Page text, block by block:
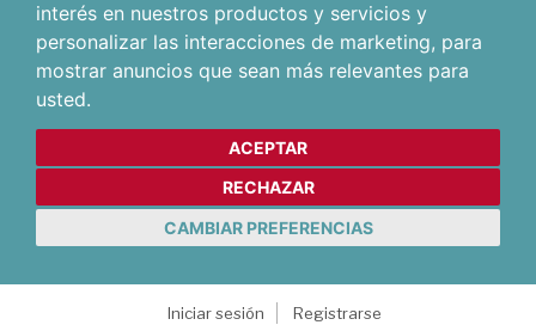
interés en nuestros productos y servicios y
personalizar las interacciones de marketing, para
mostrar anuncios que sean más relevantes para
usted.
ACEPTAR
RECHAZAR
CAMBIAR PREFERENCIAS
Iniciar sesión
Registrarse